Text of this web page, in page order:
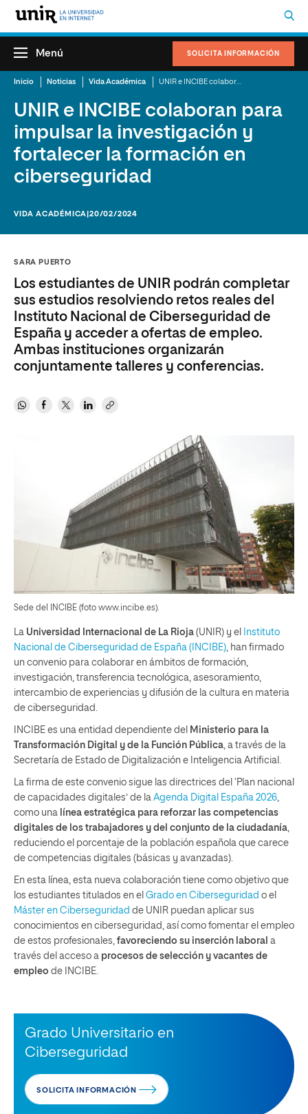
SOLICITA INFORMACIÓN
Menú
Inicio Noticias Vida Académica
UNIR e INCIBE colaboran para
impulsar la investigación y
fortalecer la formación en
ciberseguridad
VIDA ACADÉMICA |20/02/2024
SARA PUERTO
Los estudiantes de UNIR podrán completar
sus estudios resolviendo retos reales del
Instituto Nacional de Ciberseguridad de
España y acceder a ofertas de empleo.
Ambas instituciones organizarán
conjuntamente talleres y conferencias.
Sede del INCIBE (foto www.incibe.es).
La Universidad Internacional de La Rioja (UNIR) y el
Instituto
Nacional de Ciberseguridad de España (INCIBE) , han firmado
un convenio para colaborar en ámbitos de formación,
investigación, transferencia tecnológica, asesoramiento,
intercambio de experiencias y difusión de la cultura en materia
de ciberseguridad.
INCIBE es una entidad dependiente del Ministerio para la
Transformación Digital y de la Función Pública , a través de la
Secretaría de Estado de Digitalización e Inteligencia Artificial.
La firma de este convenio sigue las directrices del ‘Plan nacional
de capacidades digitales’ de la Agenda Digital España 2026
como una
línea estratégica para reforzar las competencias
digitales de los trabajadores y del conjunto de la ciudadanía
reduciendo el porcentaje de la población española que carece
de competencias digitales (básicas y avanzadas).
En esta línea, esta nueva colaboración tiene como objetivo que
los estudiantes titulados en el Grado en Ciberseguridad o el
Máster en Ciberseguridad de UNIR puedan aplicar sus
conocimientos en ciberseguridad, así como fomentar el empleo
de estos profesionales, favoreciendo su inserción laboral a
través del acceso a procesos de selección y vacantes de
empleo de INCIBE.
Grado Universitario en
Ciberseguridad
SOLICITA INFORMACIÓN